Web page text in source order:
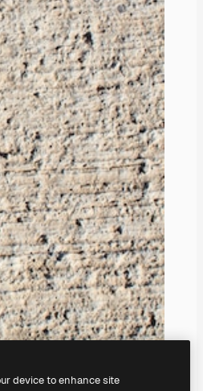
device to enhance site